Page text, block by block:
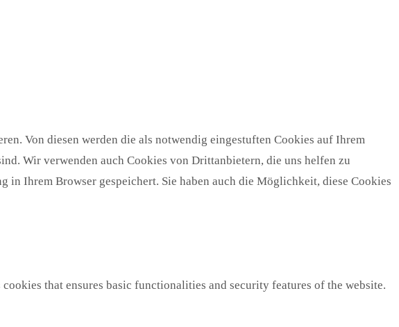
Von diesen werden die als notwendig eingestuften Cookies auf Ihrem
Wir verwenden auch Cookies von Drittanbietern, die uns helfen zu
in Ihrem Browser gespeichert. Sie haben auch die Möglichkeit, diese Cookies
that ensures basic functionalities and security features of the website.